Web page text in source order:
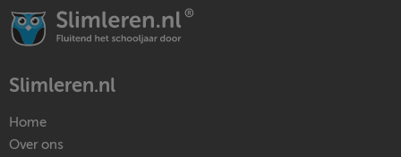
Slimleren.nl
Home
Over ons